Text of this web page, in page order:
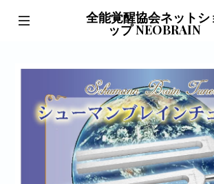
全能覚醒協会ネットシ
ップ NEOBRAIN